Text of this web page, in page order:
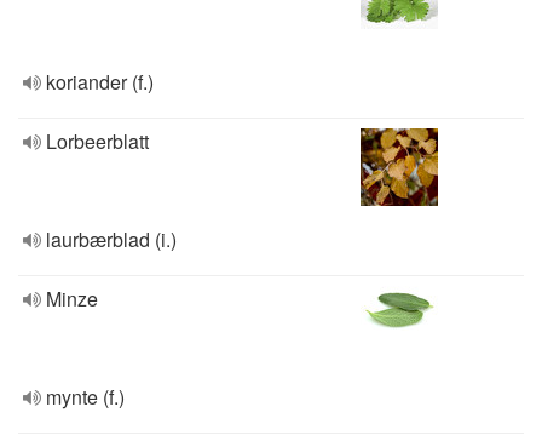
koriander (f.)
Lorbeerblatt
laurbærblad (i.)
Minze
mynte (f.)